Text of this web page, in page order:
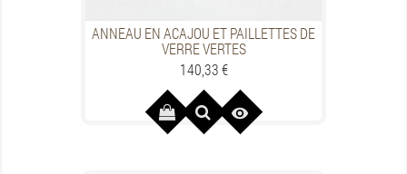
ANNEAU EN ACAJOU ET PAILLETTES DE
VERRE VERTES
Preis
140,33 €
